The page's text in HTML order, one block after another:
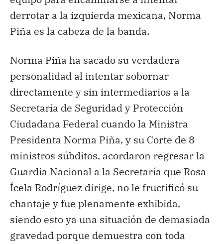
derrotar a la izquierda mexicana, Norma
Piña es la cabeza de la banda.
Norma Piña ha sacado su verdadera
personalidad al intentar sobornar
directamente y sin intermediarios a la
Secretaría de Seguridad y Protección
Ciudadana Federal cuando la Ministra
Presidenta Norma Piña, y su Corte de 8
ministros súbditos, acordaron regresar la
Guardia Nacional a la Secretaría que Rosa
Ícela Rodríguez dirige, no le fructificó su
chantaje y fue plenamente exhibida,
siendo esto ya una situación de demasiada
gravedad porque demuestra con toda